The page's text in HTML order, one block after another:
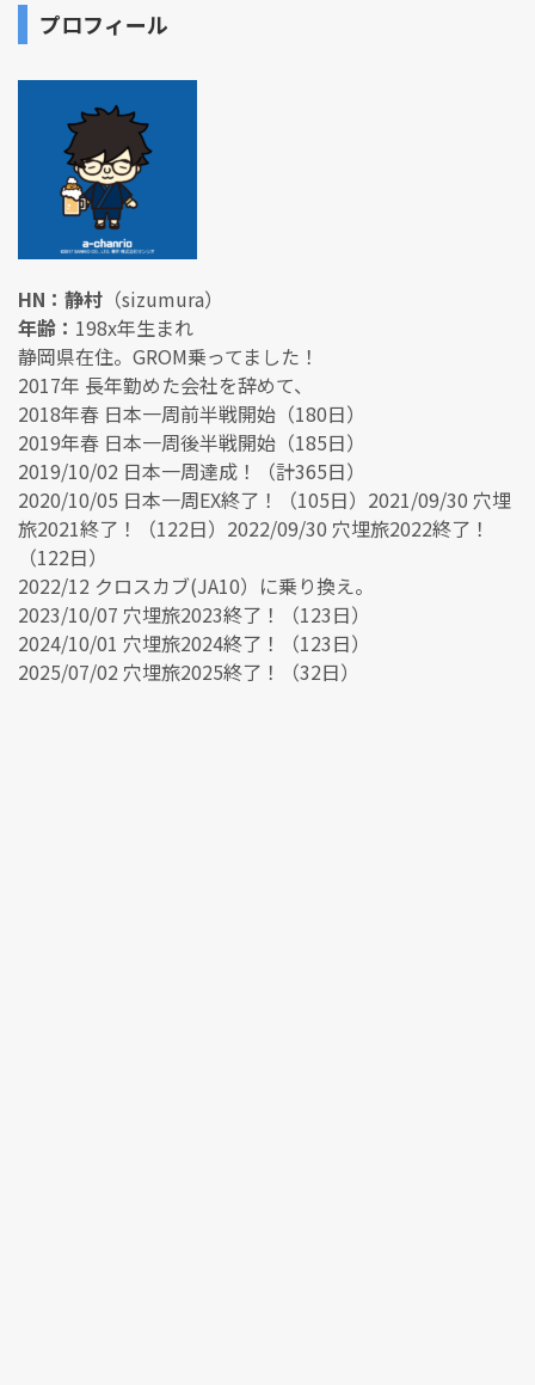
プロフィール
HN：静村 （sizumura）
年齢： 198x年生まれ
静岡県在住。GROM乗ってました！
2017年 長年勤めた会社を辞めて、
2018年春 日本一周前半戦開始（180日）
2019年春 日本一周後半戦開始（185日）
2019/10/02 日本一周達成！（計365日）
2020/10/05 日本一周EX終了！（105日）2021/09/30 穴埋
旅2021終了！（122日）2022/09/30 穴埋旅2022終了！
（122日）
2022/12 クロスカブ(JA10）に乗り換え。
2023/10/07 穴埋旅2023終了！（123日）
2024/10/01 穴埋旅2024終了！（123日）
2025/07/02 穴埋旅2025終了！（32日）